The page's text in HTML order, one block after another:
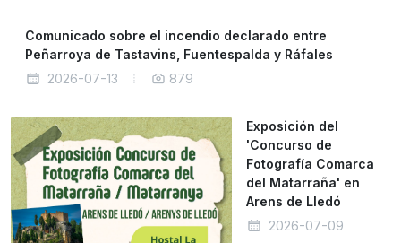
Comunicado sobre el incendio declarado entre
Peñarroya de Tastavins, Fuentespalda y Ráfales
2026-07-13
879
Exposición del
'Concurso de
Fotografía Comarca
del Matarraña' en
Arens de Lledó
2026-07-09